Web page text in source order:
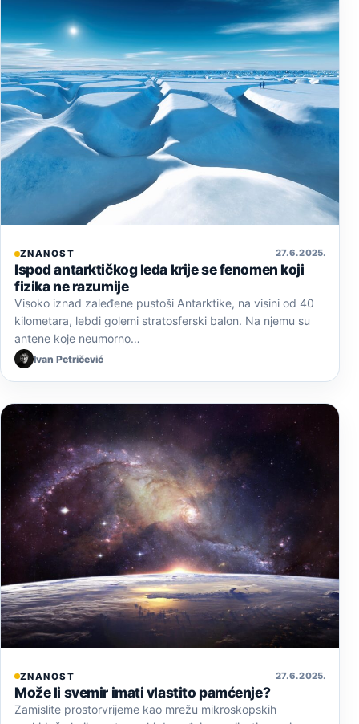
ZNANOST 27. 6. 2025.
Ispod antarktičkog leda krije se fenomen koji
fizika ne razumije
Visoko iznad zaleđene pustoši Antarktike, na visini od 40
kilometara, lebdi golemi stratosferski balon. Na njemu su
antene koje neumorno…
Ivan Petričević
ZNANOST 27. 6. 2025.
Može li svemir imati vlastito pamćenje?
Zamislite prostorvrijeme kao mrežu mikroskopskih